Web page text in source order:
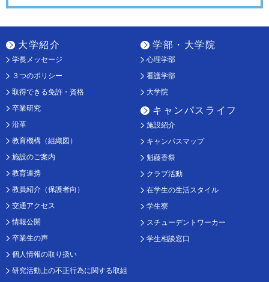
大学紹介
学長メッセージ
３つのポリシー
取得できる免許・資格
卒業研究
沿革
教育機構（組織図）
施設のご案内
教育連携
教員紹介（保護者向）
交通アクセス
情報公開
卒業生の声
個人情報の取り扱い
研究活動上の不正行為に関する取組
学部・大学院
心理学部
看護学部
大学院
キャンパスライフ
施設紹介
キャンパスマップ
魁藤香祭
クラブ活動
在学生の生活スタイル
学生寮
スチューデントワーカー
学生相談窓口